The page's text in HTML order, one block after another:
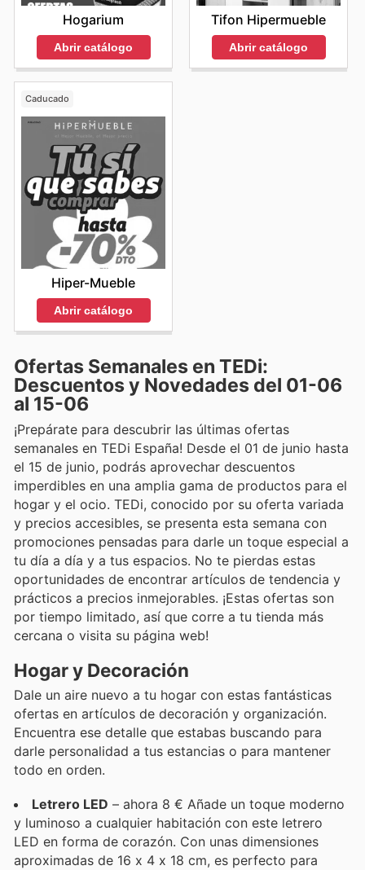
Hogarium
Abrir catálogo
Tifon Hipermueble
Abrir catálogo
Caducado
Hiper-Mueble
Abrir catálogo
Ofertas Semanales en TEDi:
Descuentos y Novedades del 01-06
al 15-06
¡Prepárate para descubrir las últimas ofertas
semanales en TEDi España! Desde el 01 de junio hasta
el 15 de junio, podrás aprovechar descuentos
imperdibles en una amplia gama de productos para el
hogar y el ocio. TEDi, conocido por su oferta variada
y precios accesibles, se presenta esta semana con
promociones pensadas para darle un toque especial a
tu día a día y a tus espacios. No te pierdas estas
oportunidades de encontrar artículos de tendencia y
prácticos a precios inmejorables. ¡Estas ofertas son
por tiempo limitado, así que corre a tu tienda más
cercana o visita su página web!
Hogar y Decoración
Dale un aire nuevo a tu hogar con estas fantásticas
ofertas en artículos de decoración y organización.
Encuentra ese detalle que estabas buscando para
darle personalidad a tus estancias o para mantener
todo en orden.
Letrero LED – ahora 8 € Añade un toque moderno
y luminoso a cualquier habitación con este letrero
LED en forma de corazón. Con unas dimensiones
aproximadas de 16 x 4 x 18 cm, es perfecto para